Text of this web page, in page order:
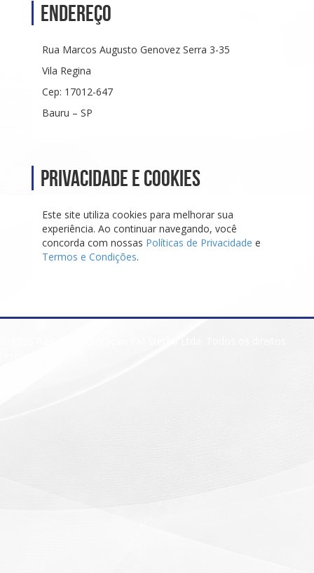
Endereço
Rua Marcos Augusto Genovez Serra 3-35
Vila Regina
Cep: 17012-647
Bauru – SP
Privacidade e Cookies
Este site utiliza cookies para melhorar sua
experiência. Ao continuar navegando, você
concorda com nossas Políticas de Privacidade e
Termos e Condições.